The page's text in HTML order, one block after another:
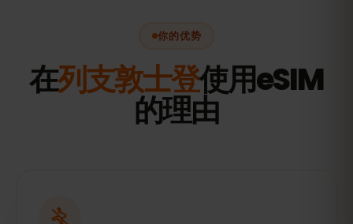
你的优势
在列支敦士登使用eSIM
的理由